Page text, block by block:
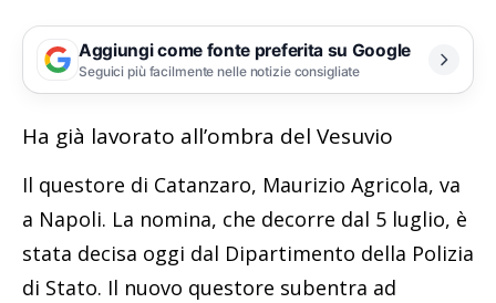
Aggiungi come fonte preferita su Google
Seguici più facilmente nelle notizie consigliate
Ha già lavorato all’ombra del Vesuvio
Il questore di Catanzaro, Maurizio Agricola, va
a Napoli. La nomina, che decorre dal 5 luglio, è
stata decisa oggi dal Dipartimento della Polizia
di Stato. Il nuovo questore subentra ad